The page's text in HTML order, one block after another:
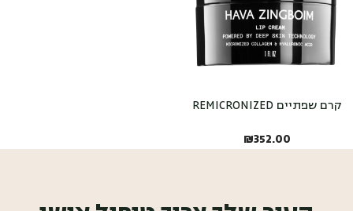
קרם שפתיים REMICRONIZED
₪352.00